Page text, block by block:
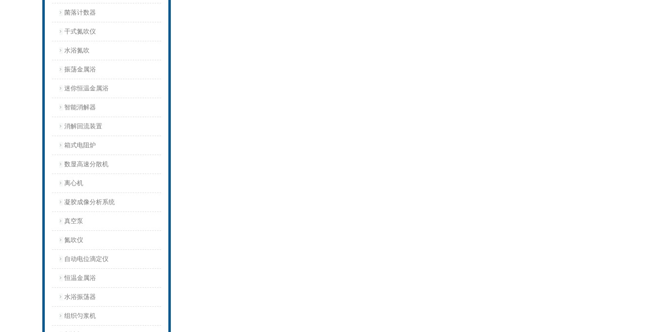
菌落计数器
干式氮吹仪
水浴氮吹
振荡金属浴
迷你恒温金属浴
智能消解器
消解回流装置
箱式电阻炉
数显高速分散机
离心机
凝胶成像分析系统
真空泵
氮吹仪
自动电位滴定仪
恒温金属浴
水浴振荡器
组织匀浆机